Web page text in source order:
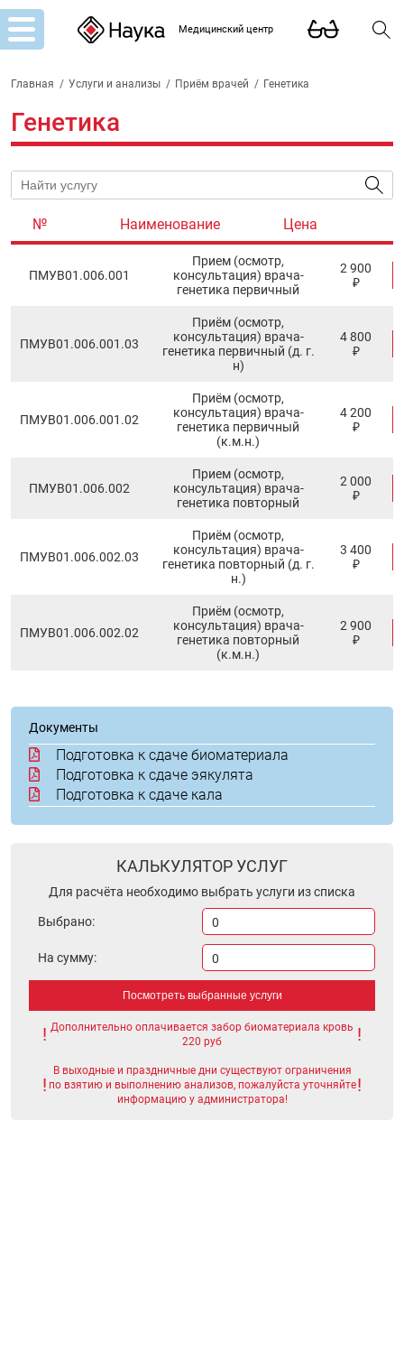
Медицинский центр
Главная / Услуги и анализы / Приём врачей / Генетика
Генетика
№ Наименование Цена
ПМУB01.006.001
Прием (осмотр,
консультация) врача-
генетика первичный
2 900
₽
ПМУB01.006.001.03
Приём (осмотр,
консультация) врача-
генетика первичный (д. г.
н)
4 800
₽
ПМУB01.006.001.02
Приём (осмотр,
консультация) врача-
генетика первичный
(к.м.н.)
4 200
₽
ПМУB01.006.002
Прием (осмотр,
консультация) врача-
генетика повторный
2 000
₽
ПМУB01.006.002.03
Приём (осмотр,
консультация) врача-
генетика повторный (д. г.
н.)
3 400
₽
ПМУB01.006.002.02
Приём (осмотр,
консультация) врача-
генетика повторный
(к.м.н.)
2 900
₽
Документы
Подготовка к сдаче биоматериала
Подготовка к сдаче эякулята
Подготовка к сдаче кала
КАЛЬКУЛЯТОР УСЛУГ
Для расчёта необходимо выбрать услуги из списка
Выбрано: 0
На сумму: 0
Посмотреть выбранные услуги
Дополнительно оплачивается забор биоматериала кровь
220 руб
В выходные и праздничные дни существуют ограничения
по взятию и выполнению анализов, пожалуйста уточняйте
информацию у администратора!